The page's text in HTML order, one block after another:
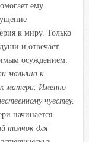
ему
к миру. Только
и отвечает
осуждением.
малыша к
к матери. Именно
чувству.
начинается
толчок для